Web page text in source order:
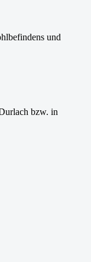
und
bzw. in